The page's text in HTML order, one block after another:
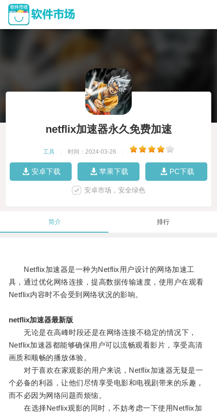
netflix加速器永久免费加速
工具 时间：2024-03-26
安卓下载 苹果下载 PC下载
安卓市场，安全绿色
简介 排行
Netflix加速器是一种为Netflix用户设计的网络加速工
具，通过优化网络连接，提高数据传输速度，使用户在观看
Netflix内容时不会受到网络状况的影响。
netflix加速器最新版
无论是在高峰时段还是在网络连接不稳定的情况下，
Netflix加速器都能够确保用户可以流畅观看影片，享受高清
画质和顺畅的播放体验。
对于喜欢在家观影的用户来说，Netflix加速器无疑是一
个必备的利器，让他们尽情享受电影和电视剧带来的乐趣，
而不必因为网络问题而烦恼。
在选择Netflix观影的同时，不妨考虑一下使用Netflix加